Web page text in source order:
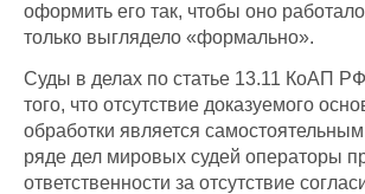
оформить его так, чтобы оно
только выглядело «формально».
Суды в делах по статье 13.11 КоАП
того, что отсутствие доказуемого
обработки является
ряде дел мировых судей операторы
ответственности за отсутствие